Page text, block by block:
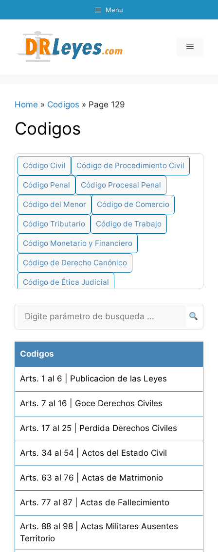
to
Menu
Menu
Home » Codigos » Page 129
Codigos
Código Civil Código de Procedimiento Civil
Código Penal Código Procesal Penal
Código del Menor Código de Comercio
Código Tributario Código de Trabajo
Código Monetario y Financiero
Código de Derecho Canónico
Código de Ética Judicial
Código de Derecho Internacional
Codigo Forestal
Codigos
Arts. 1 al 6 | Publicacion de las Leyes
Arts. 7 al 16 | Goce Derechos Civiles
Arts. 17 al 25 | Perdida Derechos Civiles
Arts. 34 al 54 | Actos del Estado Civil
Arts. 63 al 76 | Actas de Matrimonio
Arts. 77 al 87 | Actas de Fallecimiento
Arts. 88 al 98 | Actas Militares Ausentes
Territorio